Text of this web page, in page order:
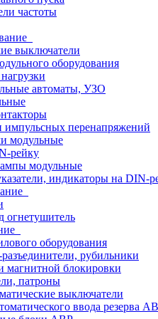
частоты
выключатели
оборудования
автоматы, УЗО
импульсных перенапряжений
модульные
рейку
модульные
индикаторы на DIN-
огнетушитель
оборудования
рубильники
магнитной блокировки
патроны
выключатели
ввода резерва